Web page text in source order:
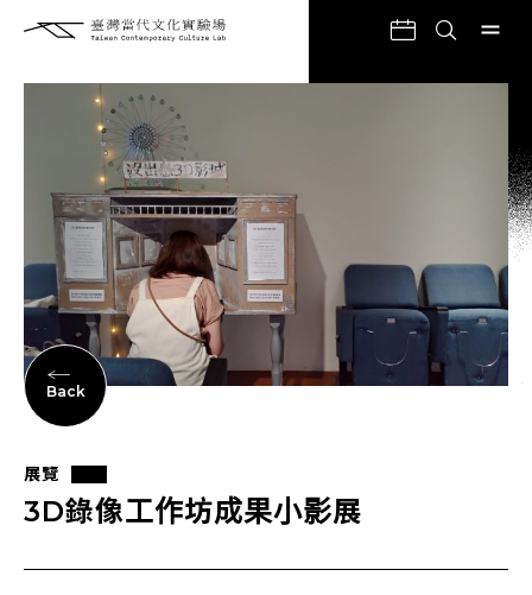
Back
展覽
3D錄像工作坊成果小影展